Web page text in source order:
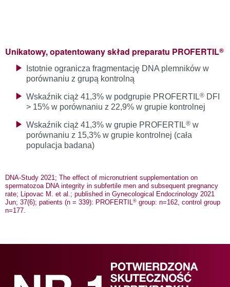
Unikatowy, opatentowany skład preparatu PROFERTIL®
Istotnie ogranicza fragmentację DNA plemników w
porównaniu z grupą kontrolną
Wskaźnik ciąż 41,3% w podgrupie PROFERTIL® DFI
> 15% w porównaniu z 22,9% w grupie kontrolnej
Wskaźnik ciąż 41,3% w grupie PROFERTIL® w
porównaniu z 15,3% w grupie kontrolnej (cała
populacja badana)
DNA-Study 2021; The effect of micronutrient supplementation on
spermatozoa DNA integrity in subfertile men and subsequent pregnancy
rate; Lipovac M. et al.; published in Gynecological Endocrinology 2021
Jun; 37(6); patients (n = 339): PROFERTIL
® group: n=162, control group
n=177.